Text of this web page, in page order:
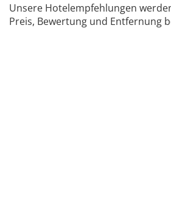
Unsere Hotelempfehlungen
Preis, Bewertung und Entfernung